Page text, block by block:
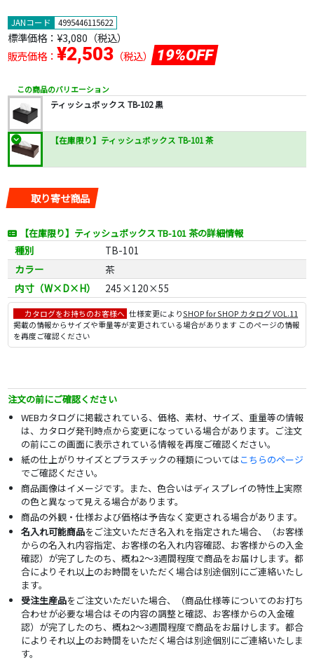
JANコード 4995446115622
標準価格： ¥3,080 （税込）
販売価格： ¥2,503（税込） 19%OFF
この商品のバリエーション
ティッシュボックス TB-102 黒
【在庫限り】ティッシュボックス TB-101 茶
取り寄せ商品
【在庫限り】ティッシュボックス TB-101 茶の詳細情報
種別
TB-101
カラー
茶
内寸（W×D×H）
245×120×55
カタログをお持ちのお客様へ 仕様変更によりSHOP for SHOP カタログ VOL.11
掲載の情報からサイズや重量等が変更されている場合があります このページの情報
を再度ご確認ください
注文の前にご確認ください
WEBカタログに掲載されている、価格、素材、サイズ、重量等の情報
は、カタログ発刊時点から変更になっている場合があります。ご注文
の前にこの画面に表示されている情報を再度ご確認ください。
紙の仕上がりサイズとプラスチックの種類についてはこちらのページ
でご確認ください。
商品画像はイメージです。また、色合いはディスプレイの特性上実際
の色と異なって見える場合があります。
商品の外観・仕様および価格は予告なく変更される場合があります。
名入れ可能商品をご注文いただき名入れを指定された場合、（お客様
からの名入れ内容指定、お客様の名入れ内容確認、お客様からの入金
確認）が完了したのち、概ね2～3週間程度で商品をお届けします。都
合によりそれ以上のお時間をいただく場合は別途個別にご連絡いたし
ます。
受注生産品をご注文いただいた場合、（商品仕様等についてのお打ち
合わせが必要な場合はその内容の調整と確認、お客様からの入金確
認）が完了したのち、概ね2～3週間程度で商品をお届けします。都合
によりそれ以上のお時間をいただく場合は別途個別にご連絡いたしま
す。